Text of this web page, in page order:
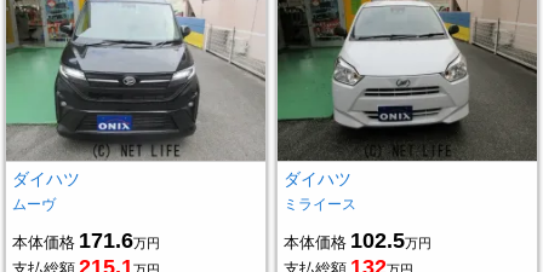
ダイハツ
ムーヴ
本体価格 171.6万円
215.1
ダイハツ
ミライース
本体価格 102.5万円
132